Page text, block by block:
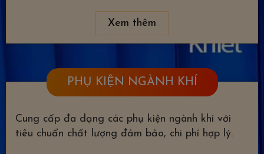
Xem thêm
PHỤ KIỆN NGÀNH KHÍ
Cung cấp đa dạng các phụ kiện ngành khí với
tiêu chuẩn chất lượng đảm bảo, chi phí hợp lý.